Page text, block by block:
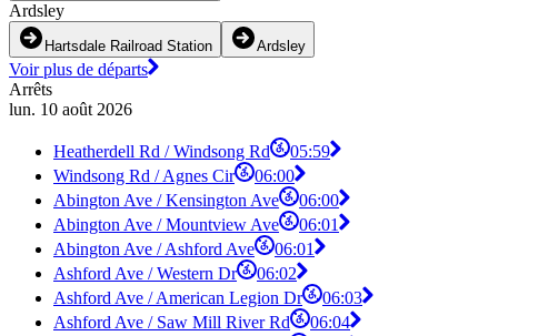
Ardsley
Hartsdale Railroad Station Ardsley
Voir plus de départs
Arrêts
lun. 10 août 2026
Heatherdell Rd / Windsong Rd
05:59
Windsong Rd / Agnes Cir
06:00
Abington Ave / Kensington Ave
06:00
Abington Ave / Mountview Ave
06:01
Abington Ave / Ashford Ave
06:01
Ashford Ave / Western Dr
06:02
Ashford Ave / American Legion Dr
06:03
Ashford Ave / Saw Mill River Rd
06:04